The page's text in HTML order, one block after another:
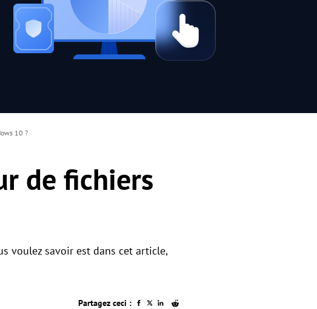
10 ?
de fichiers
voulez savoir est dans cet article,
Partagez ceci :